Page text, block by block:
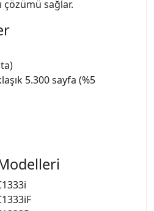
çözümü sağlar.
5.300 sayfa (%5